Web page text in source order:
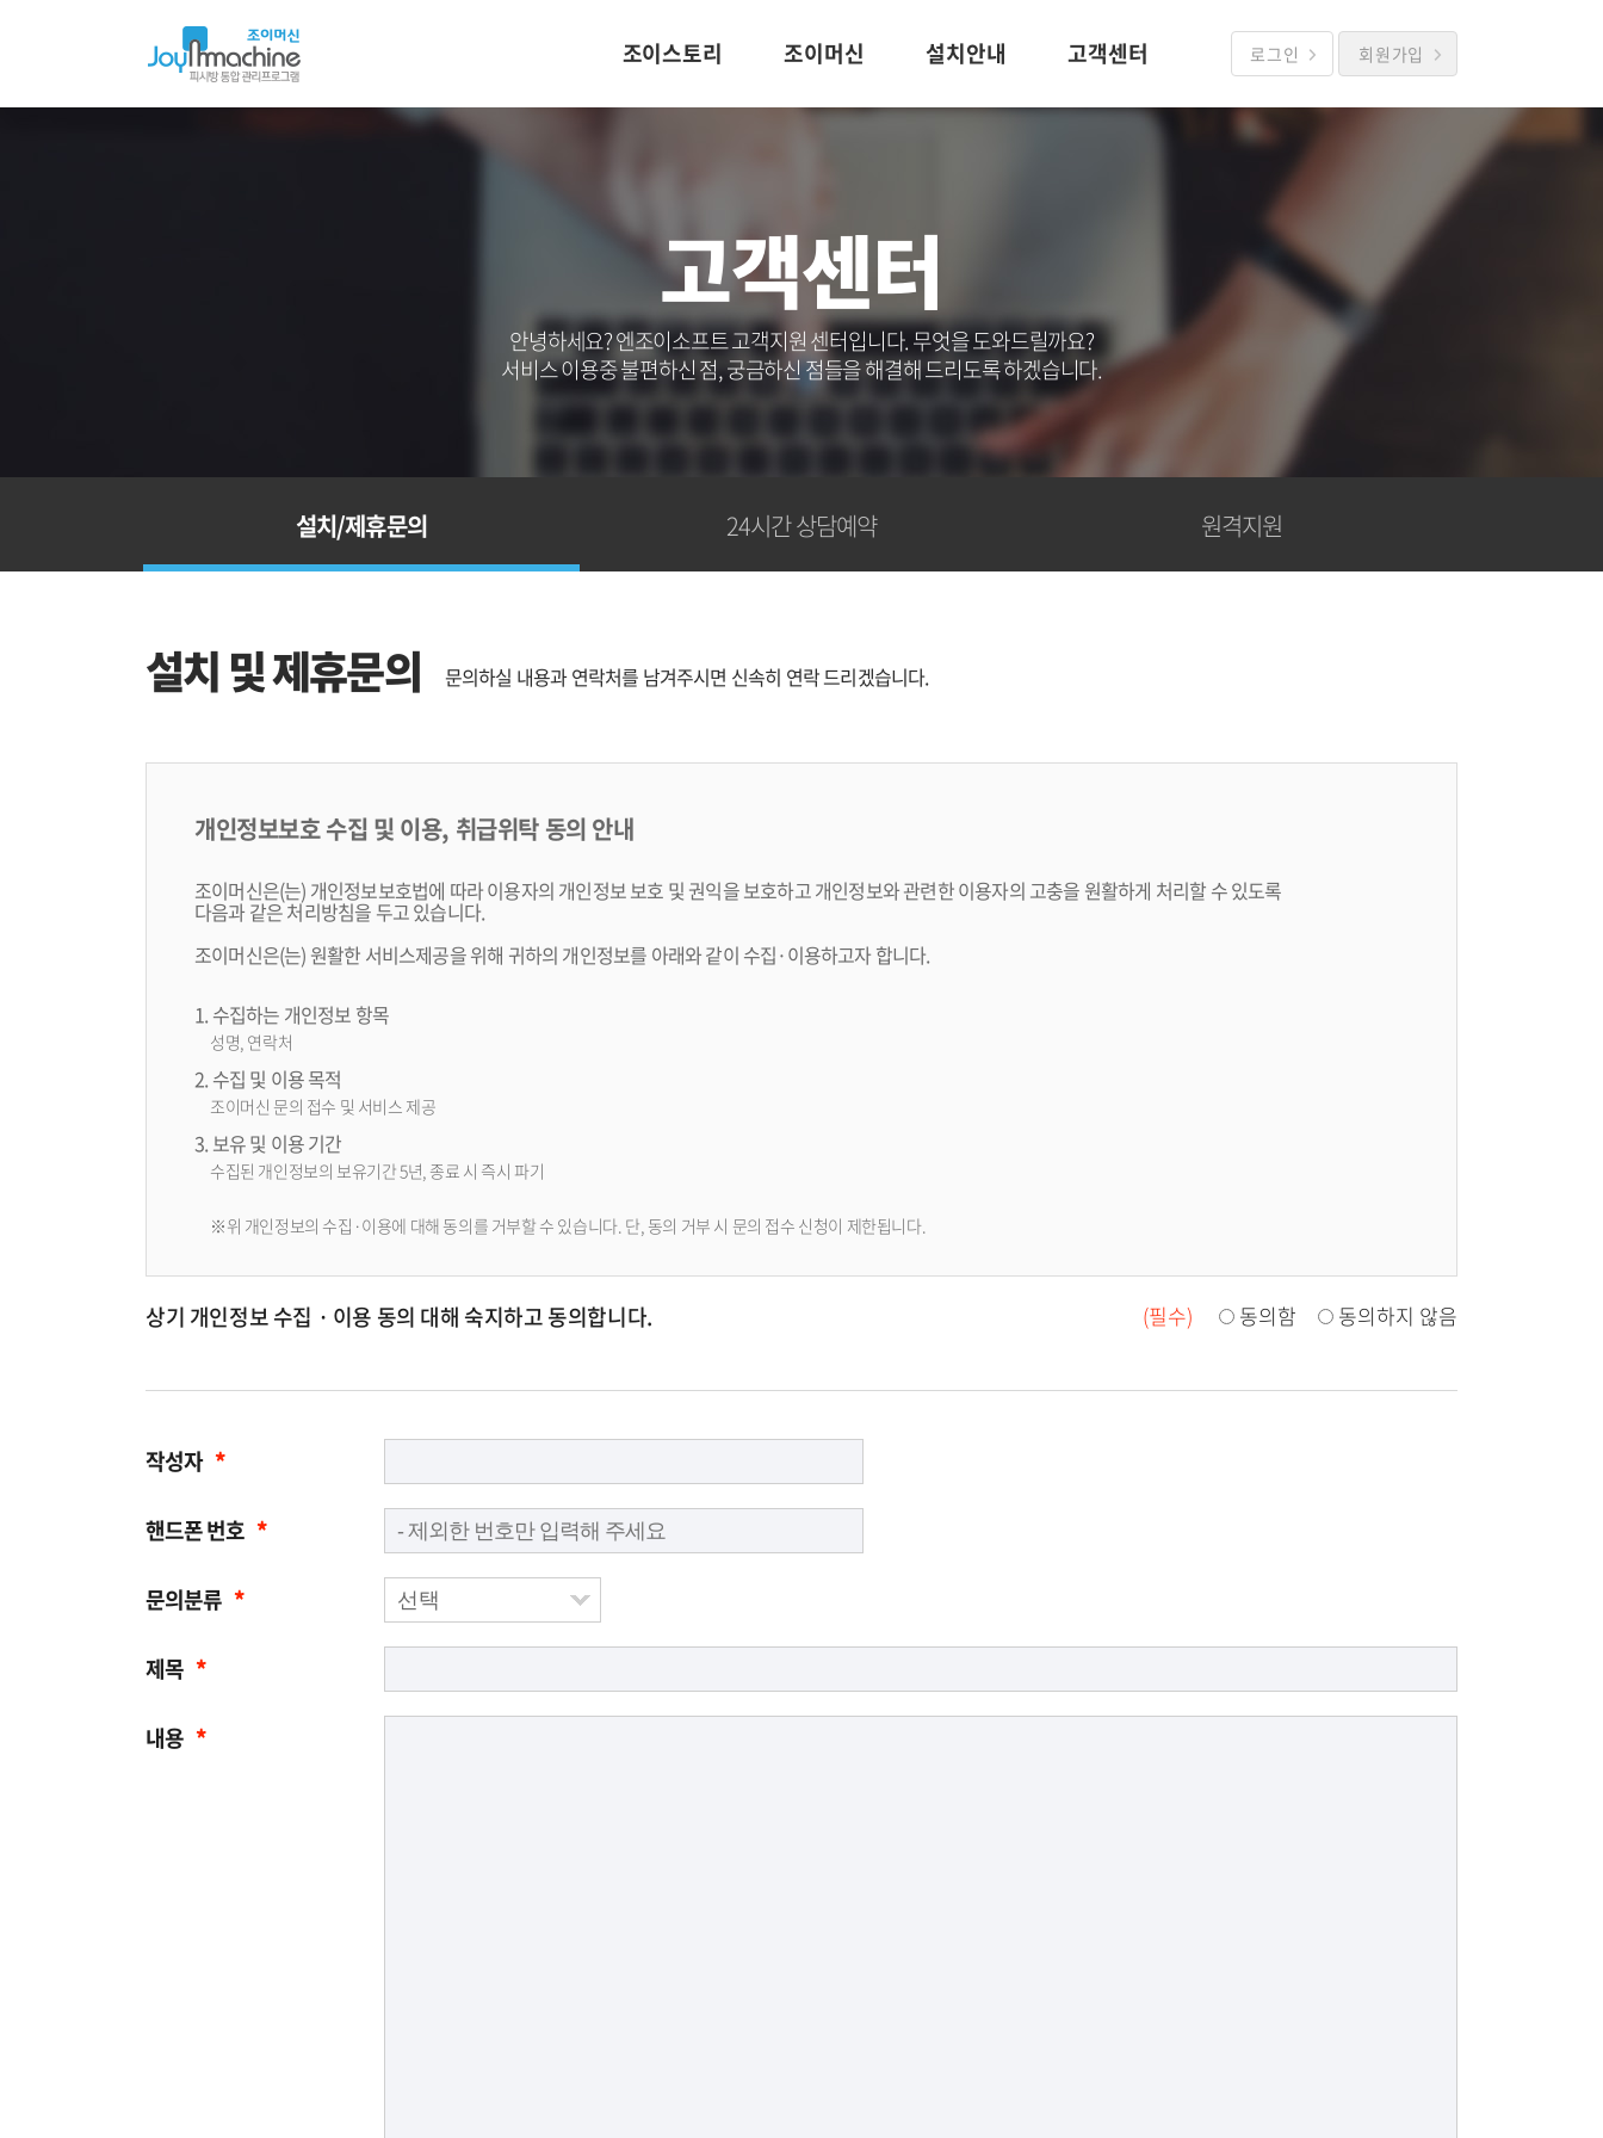
아
이
조이스토리 조이머신 설치안내 고객센터 로그인 회원가입
고객센터
안녕하세요? 엔조이소프트 고객지원 센터입니다. 무엇을 도와드릴까요?
서비스 이용중 불편하신 점, 궁금하신 점들을 해결해 드리도록 하겠습니다.
설치/제휴문의 24시간 상담예약 원격지원
설치 및 제휴문의 문의하실 내용과 연락처를 남겨주시면 신속히 연락 드리겠습니다.
개인정보보호 수집 및 이용, 취급위탁 동의 안내
조이머신은(는) 개인정보보호법에 따라 이용자의 개인정보 보호 및 권익을 보호하고 개인정보와 관련한 이용자의 고충을 원활하게 처리할 수 있도록
다음과 같은 처리방침을 두고 있습니다.
조이머신은(는) 원활한 서비스제공을 위해 귀하의 개인정보를 아래와 같이 수집·이용하고자 합니다.
1. 수집하는 개인정보 항목
성명, 연락처
2. 수집 및 이용 목적
조이머신 문의 접수 및 서비스 제공
3. 보유 및 이용 기간
수집된 개인정보의 보유기간 5년, 종료 시 즉시 파기
※위 개인정보의 수집·이용에 대해 동의를 거부할 수 있습니다. 단, 동의 거부 시 문의 접수 신청이 제한됩니다.
상기 개인정보 수집 · 이용 동의 대해 숙지하고 동의합니다. (필수) 동의함 동의하지 않음
작성자 *
핸드폰 번호 *
문의분류 *
제목 *
내용 *